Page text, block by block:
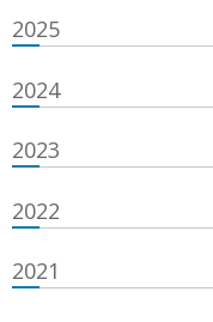
2025
2024
2023
2022
2021